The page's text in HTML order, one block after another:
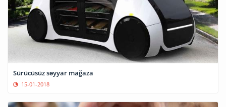
Sürücüsüz səyyar mağaza
15-01-2018